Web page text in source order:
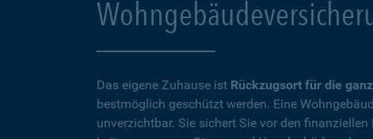
Das eigene Zuhause ist Rückzugsort für die
bestmöglich geschützt werden. Eine
unverzichtbar. Sie sichert Sie vor den finanziellen